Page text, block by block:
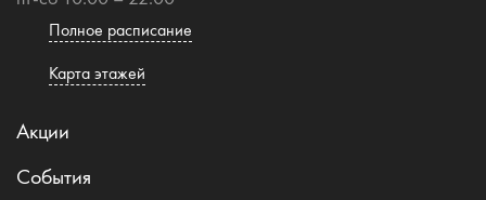
Полное расписание
Карта этажей
Акции
События